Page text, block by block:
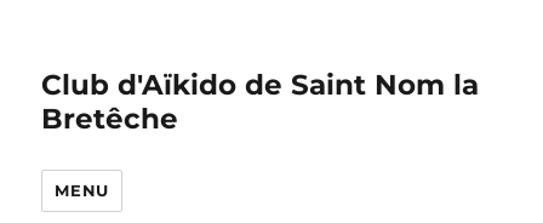
Club d'Aïkido de Saint Nom la
Bretêche
MENU